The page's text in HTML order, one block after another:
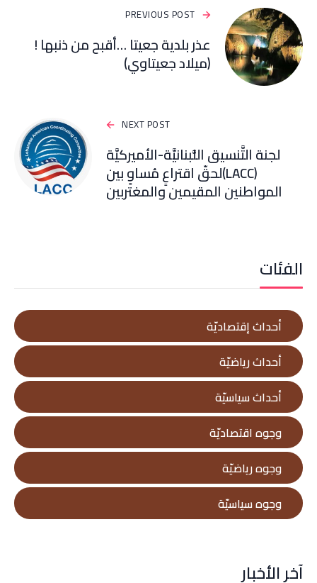
PREVIOUS POST
عذر بلدية جعيتا …أقبح من ذنبها !
(ميلاد جعيتاوي)
NEXT POST
لجنة التَّنسيق اللُّبنانيَّة-الأميركيَّة
(LACC)لحقّ اقتراعٍ مُساوٍ بين
المواطنين المقيمين والمغتربين
الفئات
أحداث إقتصاديّة
أحداث رياضيّة
أحداث سياسيّة
وجوه اقتصاديّة
وجوه رياضيّة
وجوه سياسيّة
آخر الأخبار